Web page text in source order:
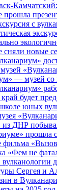
прошла
с
сняли новые
— музей со
будет
юных
ДНР
прошла
«Фем не
Сергея и
в